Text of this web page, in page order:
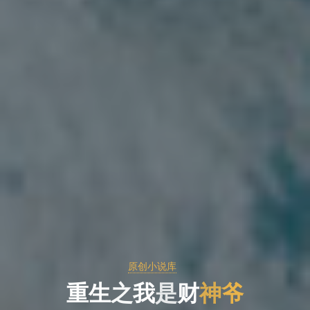
原创小说库
重生之我是
是财神爷